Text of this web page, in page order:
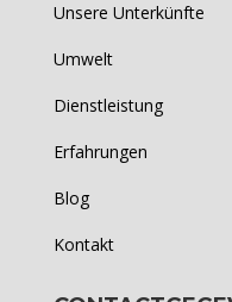
Unsere Unterkünfte
Umwelt
Dienstleistung
Erfahrungen
Blog
Kontakt